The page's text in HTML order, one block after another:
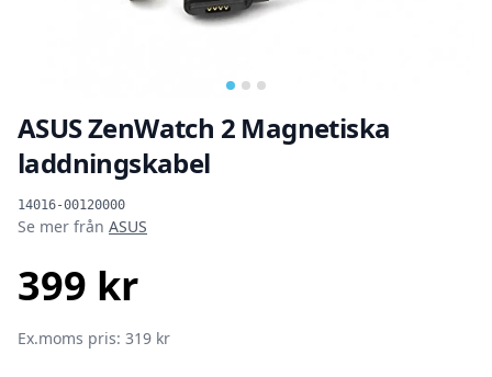
ASUS ZenWatch 2 Magnetiska
laddningskabel
14016-00120000
Produktinformation
Se mer från ASUS
399 kr
Ex.moms pris: 319 kr